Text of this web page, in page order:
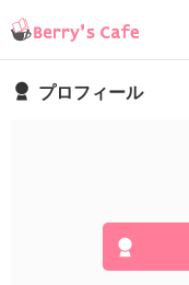
プロフィール